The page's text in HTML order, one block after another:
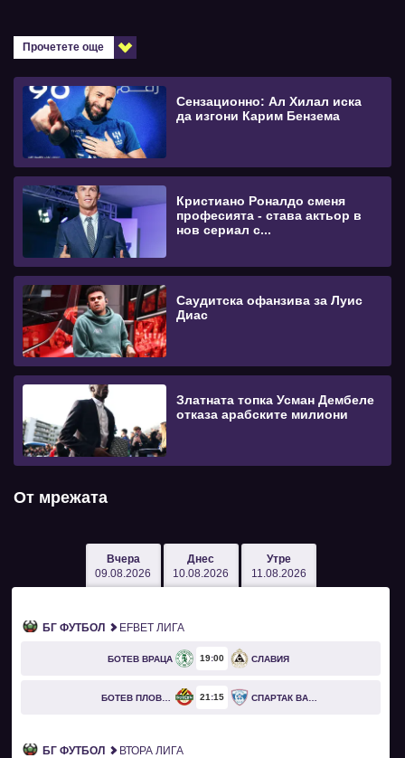
Прочетете още
Сензационно: Ал Хилал иска
да изгони Карим Бензема
Кристиано Роналдо сменя
професията - става актьор в
нов сериал с...
Саудитска офанзива за Луис
Диас
Златната топка Усман Дембеле
отказа арабските милиони
От мрежата
Вчера
09.08.2026
Днес
10.08.2026
Утре
11.08.2026
БГ ФУТБОЛ EFBET ЛИГА
БОТЕВ ВРАЦА 19 00 СЛАВИЯ
БОТЕВ ПЛОВДИВ 21 15 СПАРТАК ВАРНА
БГ ФУТБОЛ ВТОРА ЛИГА